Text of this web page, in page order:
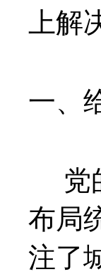
上解
一、
党
布局
注了